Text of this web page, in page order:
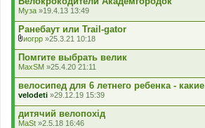
е
н
н
я
Муза »19.4.13 13:49
Ранебаут или Trail-gator
к
л
а
д
е
н
н
я
иогрр »25.3.21 10:18
Помгите выбрать велик
MaxSM »25.4.20 21:11
велосипед для 6 летнего ребенка -
velodeti »29.12.19 15:39
дитячий велопохід
MaSt »2.5.18 16:46